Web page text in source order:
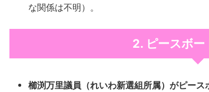
な関係は不明）。
2. ピースボー
櫛渕万里議員（れいわ新選組所属）がピー